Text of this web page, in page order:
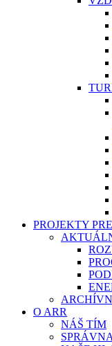
PROJEKTY
O ARR
NÁŠ TÍM